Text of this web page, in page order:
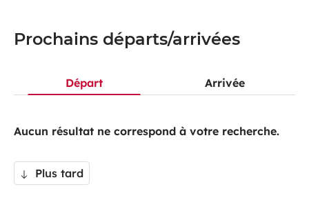
Prochains départs/arrivées
Départ Arrivée
Aucun résultat ne correspond à votre recherche.
Plus tard